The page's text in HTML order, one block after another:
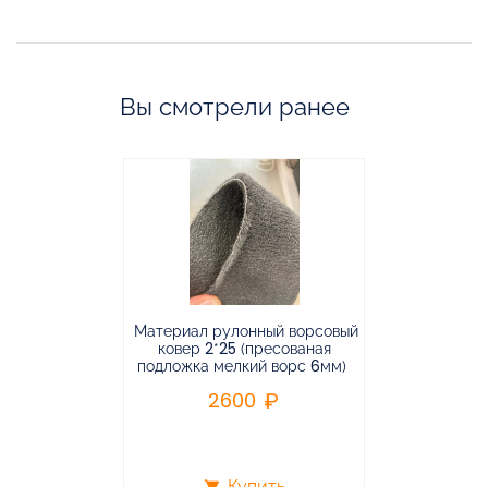
Вы смотрели ранее
Материал рулонный ворсовый
ковер 2*25 (пресованая
подложка мелкий ворс 6мм)
2600